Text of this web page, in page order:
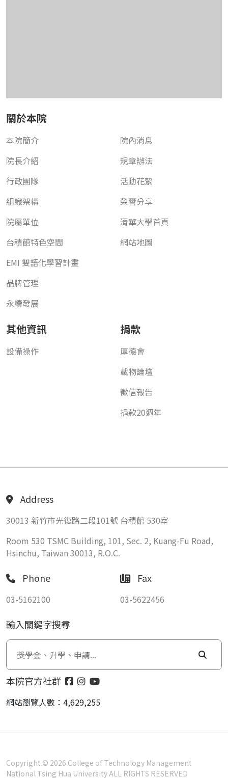
關於本院
本院簡介
院長介紹
行政團隊
組織架構
院屬單位
台積館特色空間
EMI 雙語化學習計畫
品牌管理
永續發展
院內消息
規章辦法
活動花絮
榮譽分享
清華大學首頁
網站地圖
其他資訊
設備操作
捐款
厚德會
載物論壇
徵信報告
捐款20週年
Address
30013 新竹市光復路二段101號 台積館 530室
Room 530 TSMC Building, 101, Sec. 2, Kuang-Fu Road,
Hsinchu, Taiwan 30013, R.O.C.
Phone
03-5162100
Fax
03-5622456
輸入關鍵字搜尋
本院官方社群
網站瀏覽人數：4,629,255
Copyright © 2026 College of Technology Management
National Tsing Hua University ALL RIGHTS RESERVED